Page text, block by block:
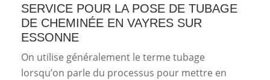
SERVICE POUR LA POSE DE TUBAGE
DE CHEMINÉE EN VAYRES SUR
ESSONNE
On utilise généralement le terme tubage
lorsqu’on parle du processus pour mettre en